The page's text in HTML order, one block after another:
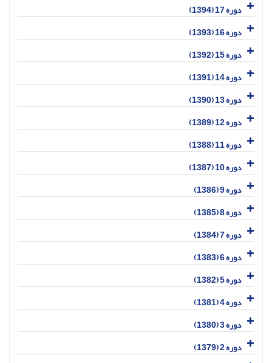
دوره 17 (1394)
دوره 16 (1393)
دوره 15 (1392)
دوره 14 (1391)
دوره 13 (1390)
دوره 12 (1389)
دوره 11 (1388)
دوره 10 (1387)
دوره 9 (1386)
دوره 8 (1385)
دوره 7 (1384)
دوره 6 (1383)
دوره 5 (1382)
دوره 4 (1381)
دوره 3 (1380)
دوره 2 (1379)